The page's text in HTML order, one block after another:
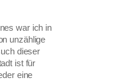
war ich in
unzählige
dieser
ist für
eine